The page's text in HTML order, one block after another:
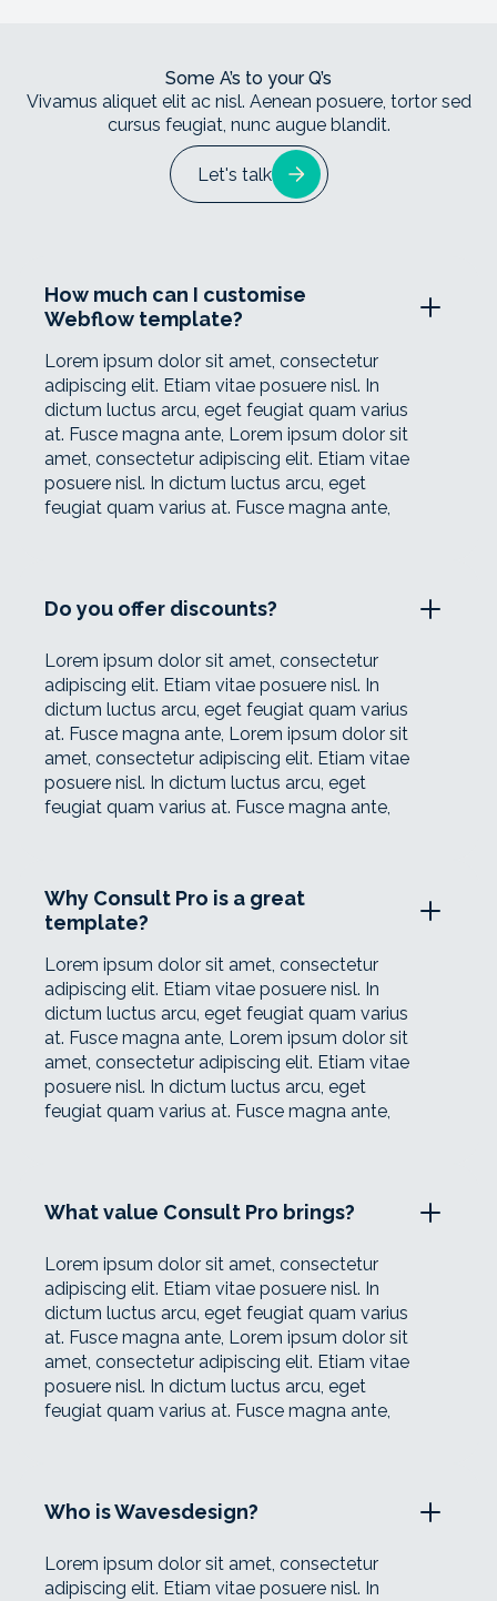
Some A’s to your Q’s
Vivamus aliquet elit ac nisl. Aenean posuere, tortor sed
cursus feugiat, nunc augue blandit.
Let's talk
How much can I customise
Webflow template?
Lorem ipsum dolor sit amet, consectetur
adipiscing elit. Etiam vitae posuere nisl. In
dictum luctus arcu, eget feugiat quam varius
at. Fusce magna ante, Lorem ipsum dolor sit
amet, consectetur adipiscing elit. Etiam vitae
posuere nisl. In dictum luctus arcu, eget
feugiat quam varius at. Fusce magna ante,
Do you offer discounts?
Lorem ipsum dolor sit amet, consectetur
adipiscing elit. Etiam vitae posuere nisl. In
dictum luctus arcu, eget feugiat quam varius
at. Fusce magna ante, Lorem ipsum dolor sit
amet, consectetur adipiscing elit. Etiam vitae
posuere nisl. In dictum luctus arcu, eget
feugiat quam varius at. Fusce magna ante,
Why Consult Pro is a great
template?
Lorem ipsum dolor sit amet, consectetur
adipiscing elit. Etiam vitae posuere nisl. In
dictum luctus arcu, eget feugiat quam varius
at. Fusce magna ante, Lorem ipsum dolor sit
amet, consectetur adipiscing elit. Etiam vitae
posuere nisl. In dictum luctus arcu, eget
feugiat quam varius at. Fusce magna ante,
What value Consult Pro brings?
Lorem ipsum dolor sit amet, consectetur
adipiscing elit. Etiam vitae posuere nisl. In
dictum luctus arcu, eget feugiat quam varius
at. Fusce magna ante, Lorem ipsum dolor sit
amet, consectetur adipiscing elit. Etiam vitae
posuere nisl. In dictum luctus arcu, eget
feugiat quam varius at. Fusce magna ante,
Who is Wavesdesign?
Lorem ipsum dolor sit amet, consectetur
adipiscing elit. Etiam vitae posuere nisl. In